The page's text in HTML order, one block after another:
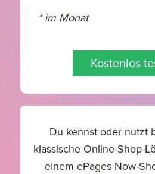
* im Monat
Kostenlos
Du kennst oder nutzt
klassische Online-Shop-
einem ePages Now-